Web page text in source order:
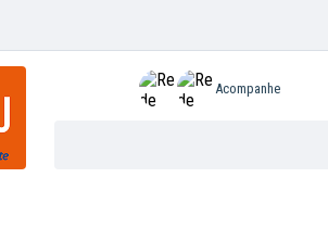
Acompanhe